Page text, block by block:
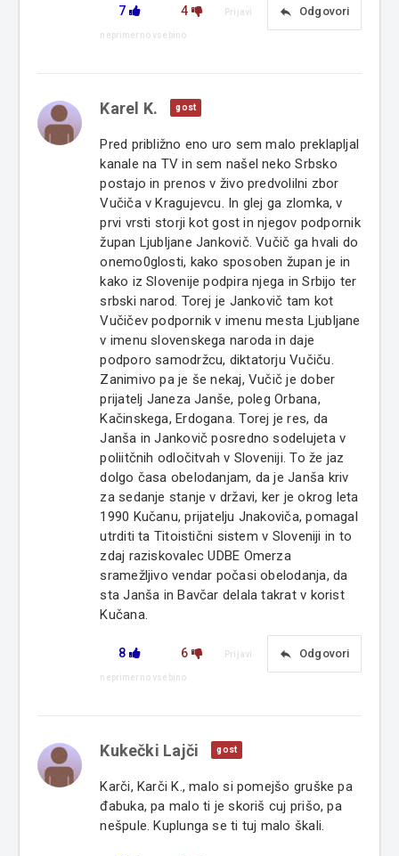
7 4 reply Odgovori
Prijavi
neprimerno vsebino
Karel K. gost
Pred približno eno uro sem malo preklapljal
kanale na TV in sem našel neko Srbsko
postajo in prenos v živo predvolilni zbor
Vučiča v Kragujevcu. In glej ga zlomka, v
prvi vrsti storji kot gost in njegov podpornik
župan Ljubljane Jankovič. Vučič ga hvali do
onemo0glosti, kako sposoben župan je in
kako iz Slovenije podpira njega in Srbijo ter
srbski narod. Torej je Jankovič tam kot
Vučičev podpornik v imenu mesta Ljubljane
v imenu slovenskega naroda in daje
podporo samodržcu, diktatorju Vučiču.
Zanimivo pa je še nekaj, Vučič je dober
prijatelj Janeza Janše, poleg Orbana,
Kačinskega, Erdogana. Torej je res, da
Janša in Jankovič posredno sodelujeta v
poliitčnih odločitvah v Sloveniji. To že jaz
dolgo časa obelodanjam, da je Janša kriv
za sedanje stanje v državi, ker je okrog leta
1990 Kučanu, prijatelju Jnakoviča, pomagal
utrditi ta Titoistični sistem v Sloveniji in to
zdaj raziskovalec UDBE Omerza
sramežljivo vendar počasi obelodanja, da
sta Janša in Bavčar delala takrat v korist
Kučana.
8 6 reply Odgovori
Prijavi
neprimerno vsebino
Kukečki Lajči gost
Karči, Karči K., malo si pomejšo gruške pa
đabuka, pa malo ti je skoriš cuj prišo, pa
nešpule. Kuplunga se ti tuj malo škali.